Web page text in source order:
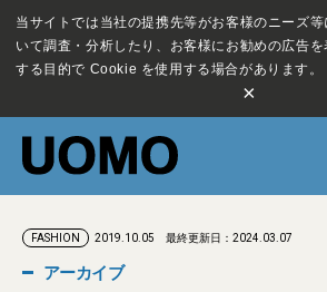
当サイトでは当社の提携先等がお客様のニーズ等
いて調査・分析したり、お客様にお勧めの広告を
する目的で Cookie を使用する場合があります。
×
FASHION 2019.10.05 最終更新日：2024.03.07
アーカイブ